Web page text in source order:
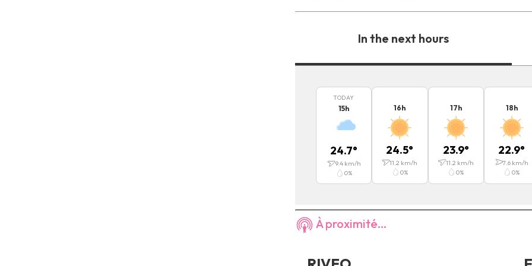
In the next hours
TODAY
15h
24.7°
9.4km/h
0%
16h
24.5°
11.2 km/h
0%
17h
23.9°
11.2 km/h
0%
18h
22.9°
7.6 km/h
0%
À proximité...